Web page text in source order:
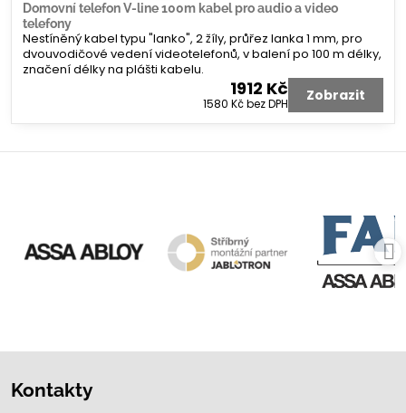
Domovní telefon V-line 100m kabel pro audio a video
telefony
Nestíněný kabel typu "lanko", 2 žíly, průřez lanka 1 mm, pro
dvouvodičové vedení videotelefonů, v balení po 100 m délky,
značení délky na plášti kabelu.
1912 Kč
1580 Kčbez DPH Zobrazit
Kontakty